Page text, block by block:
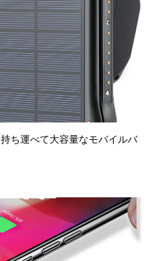
ち運べて大容量なモバイルバ